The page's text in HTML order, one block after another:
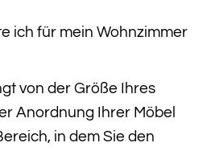
ich für mein Wohnzimmer
von der Größe Ihres
Anordnung Ihrer Möbel
in dem Sie den